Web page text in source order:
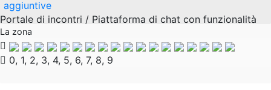
aggiuntive
Portale di incontri / Piattaforma di chat con funzionalità
aggiuntive + Pannello Amministrativo e Mod Prendi in
gestione un nuovo sito di incontri esclusivo e moderno e
una piattaforma di chat con
La zona
0, 1, 2, 3, 4, 5, 6, 7, 8, 9